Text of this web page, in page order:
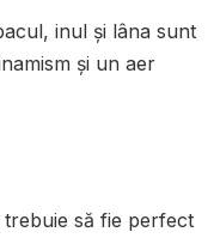
inul și lâna sunt
și un aer
să fie perfect